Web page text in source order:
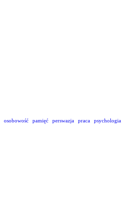
osobowość pamięć perswazja praca psychologia